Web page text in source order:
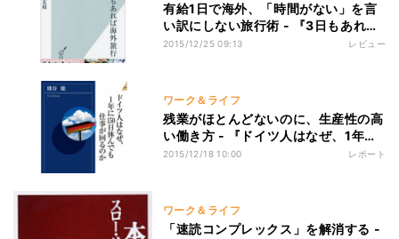
有給1日で海外、「時間がない」を言
い訳にしない旅行術 - 『3日もあれば
海外旅行』
2015/12/25 09:13 レビュー
ワーク＆ライフ
残業がほとんどないのに、生産性の高
い働き方 - 『ドイツ人はなぜ、1年に
150日休んでも仕事が回るのか』
2015/12/18 10:00 レポート
ワーク＆ライフ
「速読コンプレックス」を解消する -